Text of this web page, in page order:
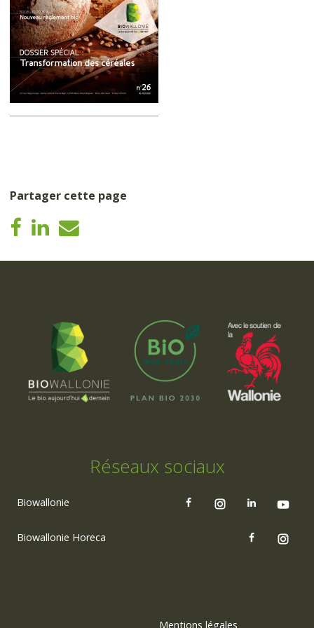
Partager cette page
Réseaux sociaux
Biowallonie
Biowallonie Horeca
Mentions légales